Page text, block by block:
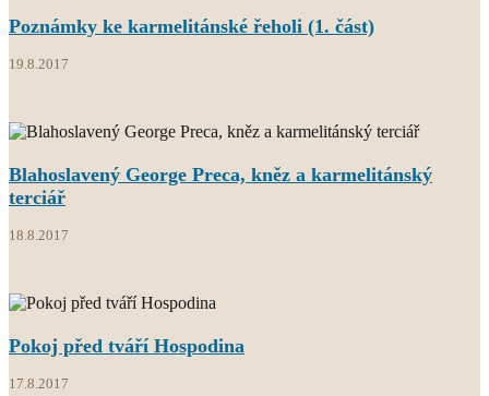
Poznámky ke karmelitánské řeholi (1. část)
19.8.2017
Blahoslavený George Preca, kněz a karmelitánský
terciář
18.8.2017
Pokoj před tváří Hospodina
17.8.2017